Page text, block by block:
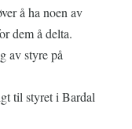
å ha noen av
dem å delta.
av styre på
til styret i Bardal